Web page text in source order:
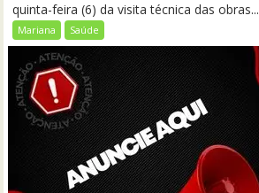
quinta-feira (6) da visita técnica das obras...
Mariana Saúde